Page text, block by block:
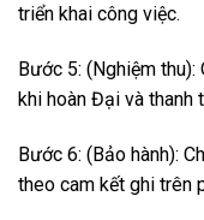
triển khai công việc.
Bước 5: (Nghiệm thu):
khi hoàn Đại và thanh
Bước 6: (Bảo hành):
theo cam kết ghi trên